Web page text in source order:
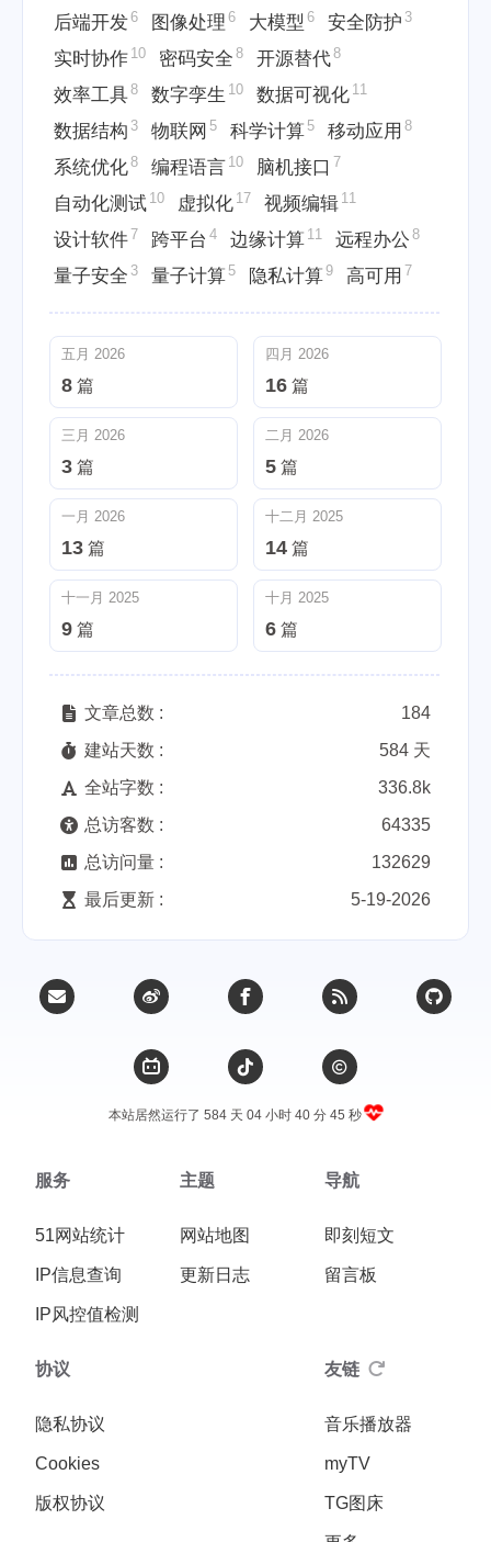
后端开发6 图像处理 6 大模型 6 安全防护 3
实时协作 10 密码安全 8 开源替代8
效率工具8 数字孪生 10 数据可视化 11
数据结构 3 物联网 5 科学计算 5 移动应用 8
系统优化8 编程语言 10 脑机接口 7
自动化测试 10 虚拟化 17 视频编辑 11
设计软件7 跨平台 4 边缘计算 11 远程办公 8
量子安全 3 量子计算 5 隐私计算9 高可用 7
五月 2026
8 篇
四月 2026
16 篇
三月 2026
3 篇
二月 2026
5 篇
一月 2026
13 篇
十二月 2025
14 篇
十一月 2025
9 篇
十月 2025
6 篇
文章总数 :
184
建站天数 :
584 天
全站字数 :
336.8k
总访客数 :
64335
总访问量 :
132629
最后更新 :
5-19-2026
本站居然运行了 584 天 04 小时 40 分 45 秒
服务
51网站统计
IP信息查询
IP风控值检测
主题
网站地图
更新日志
导航
即刻短文
留言板
协议
隐私协议
Cookies
版权协议
友链
音乐播放器
myTV
TG图床